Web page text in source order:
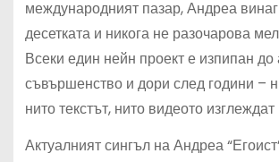
международният пазар, Андреа
десетката и никога не разочарова
Всеки един нейн проект е изпипан
съвършенство и дори след години –
нито текстът, нито видеото изглеждат
Актуалният сингъл на Андреа